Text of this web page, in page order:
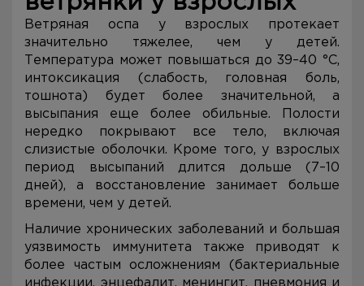
Ветряная оспа у взрослых протекает
значительно тяжелее, чем у детей.
Температура может повышаться до 39–40 °C,
интоксикация (слабость, головная боль,
тошнота) будет более значительной, а
высыпания еще более обильные. Полости
нередко покрывают все тело, включая
слизистые оболочки. Кроме того, у взрослых
период высыпаний длится дольше (7–10
дней), а восстановление занимает больше
времени, чем у детей.
Наличие хронических заболеваний и большая
уязвимость иммунитета также приводят к
более частым осложнениям (бактериальные
инфекции, энцефалит, менингит, пневмония и